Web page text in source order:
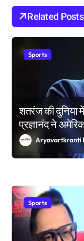
i
o
n
Related Posts
Sports
शतरंज की दुनिया
प्रज्ञानंद ने
लाख रुपए
Aryavartkranti
Sports